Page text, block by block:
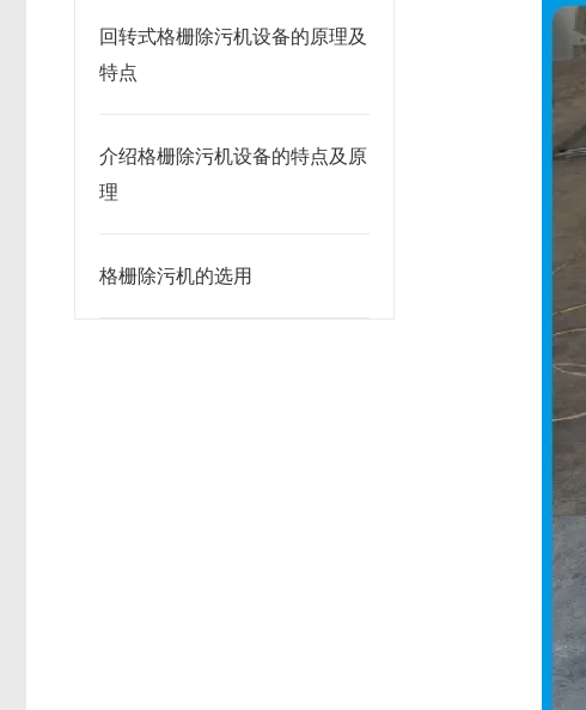
回转式格栅除污机设备的原理及
特点
介绍格栅除污机设备的特点及原
理
格栅除污机的选用